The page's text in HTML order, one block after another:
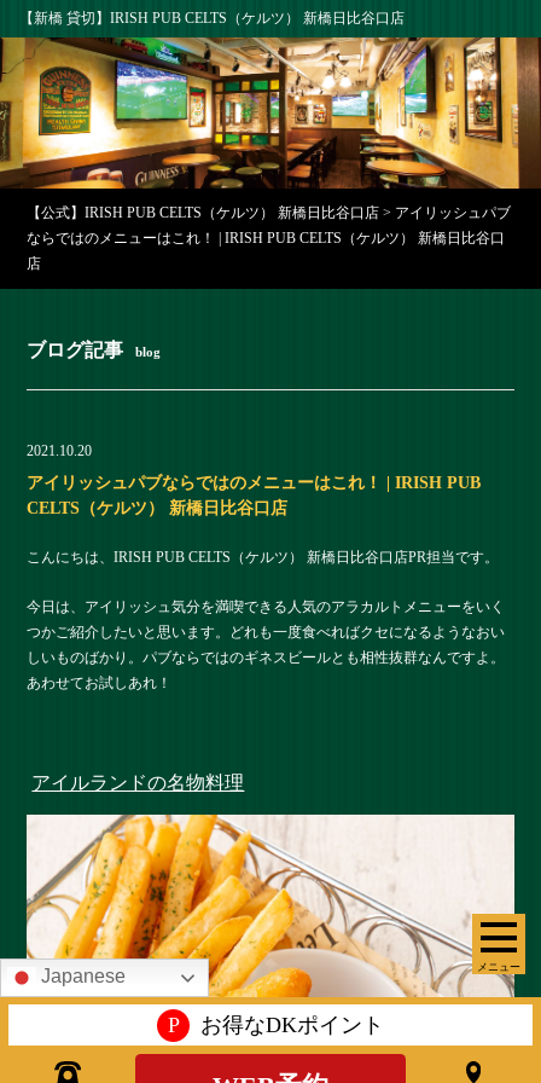
【新橋 貸切】IRISH PUB CELTS（ケルツ） 新橋日比谷口店
メニュー
【公式】IRISH PUB CELTS（ケルツ） 新橋日比谷口店 > アイリッシュパブ
ならではのメニューはこれ！ | IRISH PUB CELTS（ケルツ） 新橋日比谷口
店
ブログ記事 blog
2021.10.20
アイリッシュパブならではのメニューはこれ！ | IRISH PUB
CELTS（ケルツ） 新橋日比谷口店
こんにちは、IRISH PUB CELTS（ケルツ） 新橋日比谷口店PR担当です。
今日は、アイリッシュ気分を満喫できる人気のアラカルトメニューをいく
つかご紹介したいと思います。どれも一度食べればクセになるようなおい
しいものばかり。パブならではのギネスビールとも相性抜群なんですよ。
あわせてお試しあれ！
アイルランドの名物料理
Japanese
P お得なDKポイント